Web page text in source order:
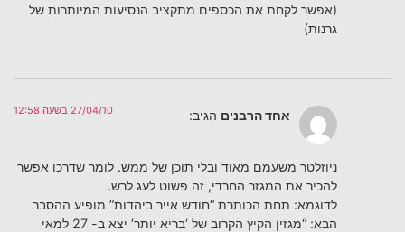
(אפשר לקחת את הכספים מתקציב הנסיעות המיותרות של
גרנות)
אחד הרבנים הגיב: 27/04/10 בשעה 12:58
ניוזלטר משעמם מאוד ובלי תוכן של ממש. לומר שדרכו אפשר
להכיר את המגזר החרדי, זה פשוט לעג לרש.
לדוגמא: תחת הכותרת “חודש אייר ביהדות” מופיע ההסבר
הבא: “מגזין הקיץ הקרוב של ‘בריא יותר’ יצא ב- 27 למאי